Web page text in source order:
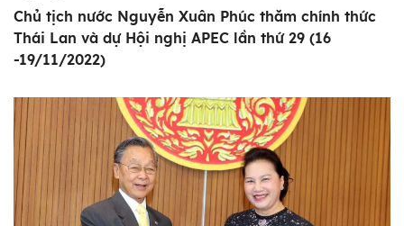
Chủ tịch nước Nguyễn Xuân Phúc thăm chính thức
Thái Lan và dự Hội nghị APEC lần thứ 29 (16
-19/11/2022)